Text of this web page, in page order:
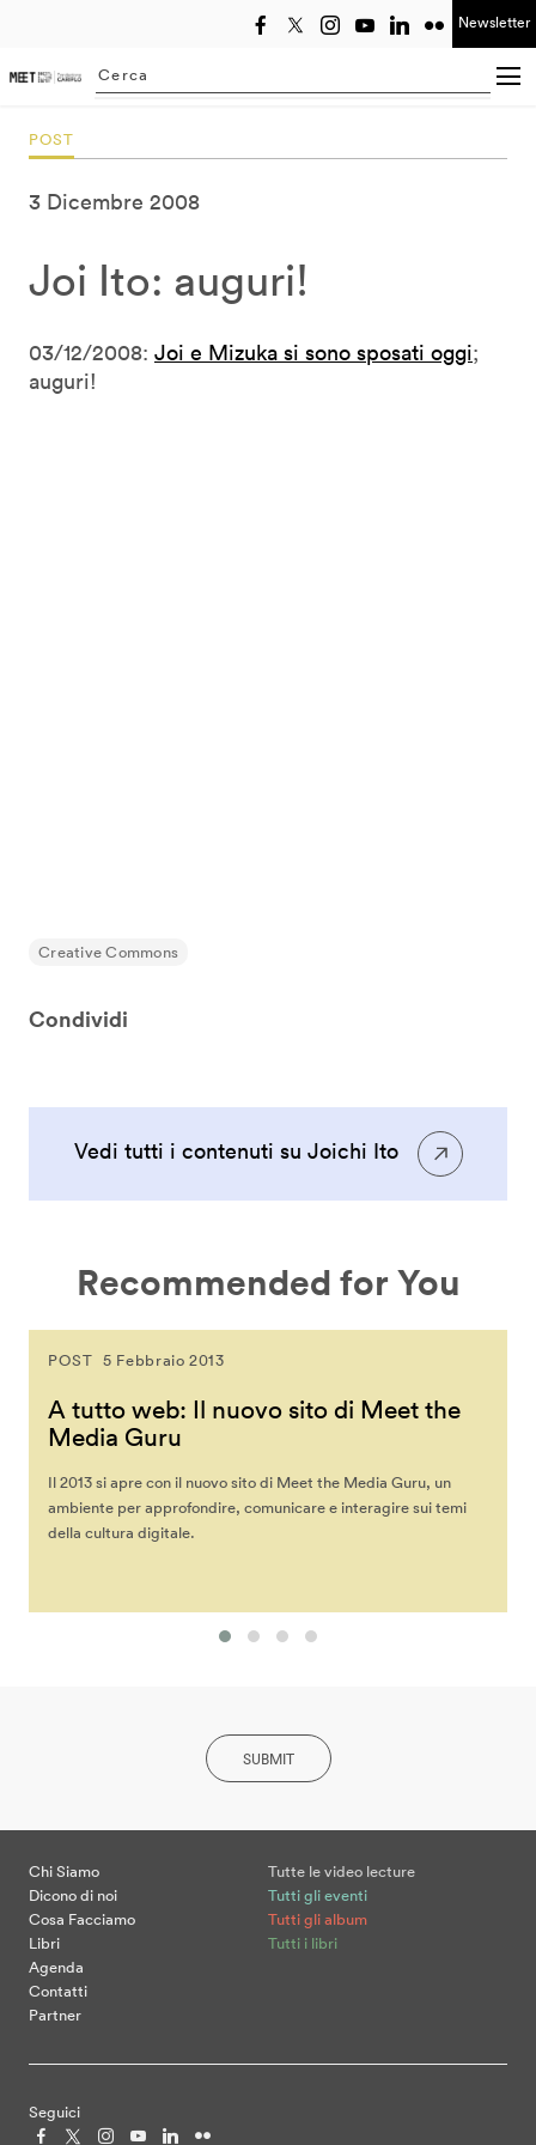
Newsletter
Searching...
POST
3 Dicembre 2008
Joi Ito: auguri!
03/12/2008: Joi e Mizuka si sono sposati oggi;
auguri!
Creative Commons
Condividi
Vedi tutti i contenuti su Joichi Ito
Recommended for You
POST 5 Febbraio 2013
A tutto web: Il nuovo sito di Meet the
Media Guru
Il 2013 si apre con il nuovo sito di Meet the Media Guru, un
ambiente per approfondire, comunicare e interagire sui temi
della cultura digitale.
SUBMIT
Chi Siamo
Dicono di noi
Cosa Facciamo
Libri
Agenda
Contatti
Partner
Tutte le video lecture
Tutti gli eventi
Tutti gli album
Tutti i libri
Seguici